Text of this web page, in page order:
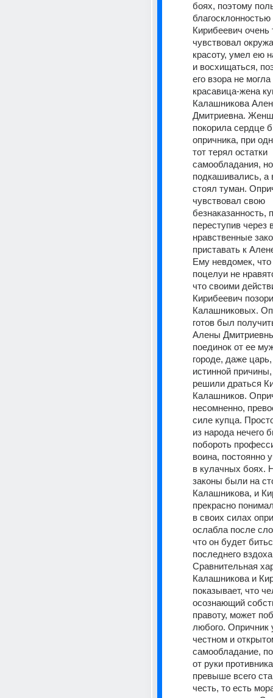
боях, поэтому
Кирибеевич очень
чувствовал
красоту, умел ею
и восхищаться,
его взора не
красавица-жена
Калашникова
Дмитриевна.
покорила сердце
опричника, при
тот терял остатки
самообладания,
подкашивались, а
стоял туман.
чувствовал свою
безнаказанность,
переступив через
нравственные
приставать к
Ему невдомек, что
поцелуи не
что своими
Кирибеевич
Калашниковых.
готов был
Алены
поединок от ее
городе, даже
истинной
решили драться
Калашников.
несомненно,
силе купца.
из народа нечего
побороть
воина, постоянно
в кулачных боях.
законы были на
Калашникова, и
прекрасно
в своих силах
ослабла после
что он будет
последнего
Сравнительная
Калашникова и
показывает, что
осознающий
правоту, может
любого. Опричник
честном и
самообладание,
от руки
превыше всего
честь, то есть